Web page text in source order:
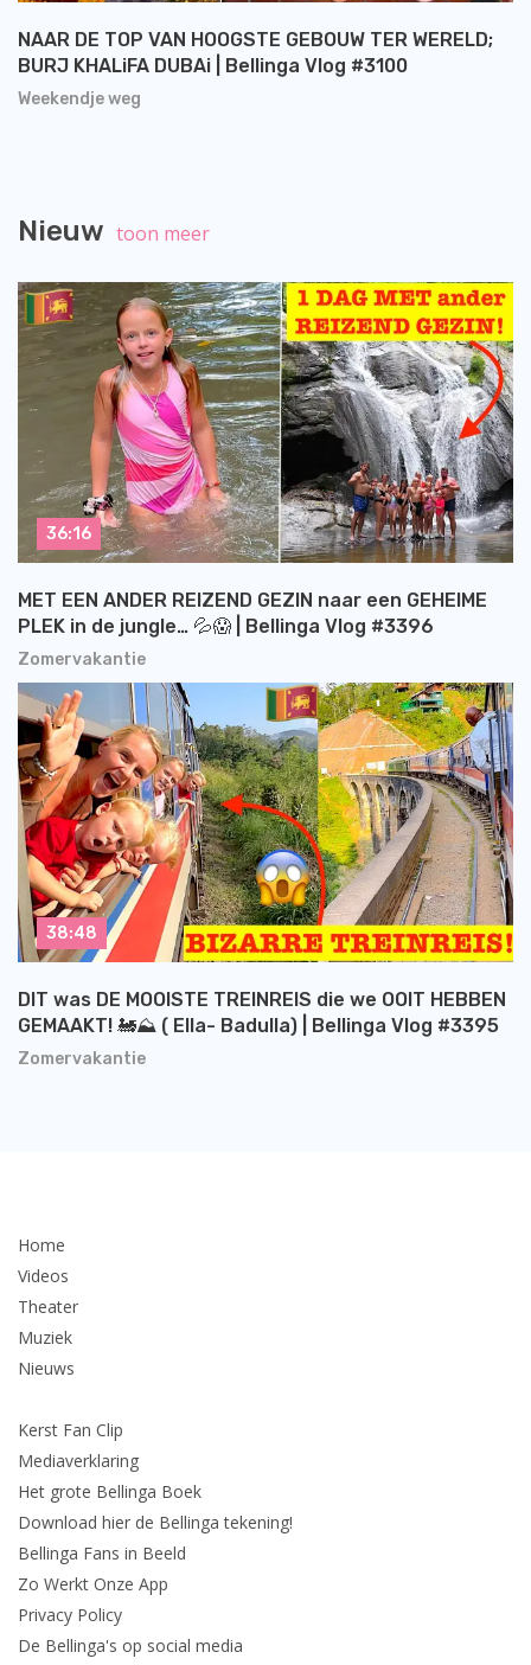
Weekendje weg
NAAR DE TOP VAN HOOGSTE GEBOUW TER WERELD;
BURJ KHALiFA DUBAi | Bellinga Vlog #3100
Nieuw toon meer
Zomervakantie
MET EEN ANDER REIZEND GEZIN naar een GEHEIME
PLEK in de jungle… 💦😱 | Bellinga Vlog #3396
36:16
Zomervakantie
DIT was DE MOOISTE TREINREIS die we OOIT HEBBEN
GEMAAKT! 🚂⛰️ ( Ella- Badulla) | Bellinga Vlog #3395
38:48
Home
Videos
Theater
Muziek
Nieuws
Kerst Fan Clip
Mediaverklaring
Het grote Bellinga Boek
Download hier de Bellinga tekening!
Bellinga Fans in Beeld
Zo Werkt Onze App
Privacy Policy
De Bellinga's op social media